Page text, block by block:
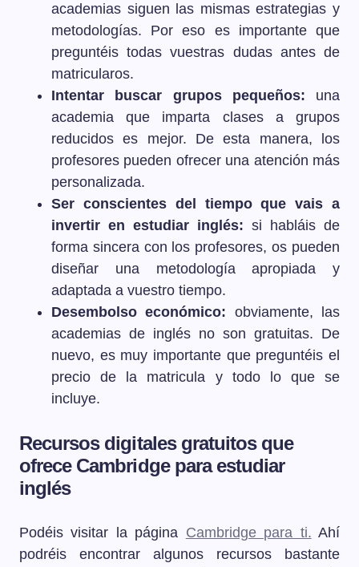
academias siguen las mismas estrategias y
metodologías. Por eso es importante que
preguntéis todas vuestras dudas antes de
matricularos.
Intentar buscar grupos pequeños: una
academia que imparta clases a grupos
reducidos es mejor. De esta manera, los
profesores pueden ofrecer una atención más
personalizada.
Ser conscientes del tiempo que vais a
invertir en estudiar inglés: si habláis de
forma sincera con los profesores, os pueden
diseñar una metodología apropiada y
adaptada a vuestro tiempo.
Desembolso económico: obviamente, las
academias de inglés no son gratuitas. De
nuevo, es muy importante que preguntéis el
precio de la matricula y todo lo que se
incluye.
Recursos digitales gratuitos que
ofrece Cambridge para estudiar
inglés
Podéis visitar la página Cambridge para ti. Ahí
podréis encontrar algunos recursos bastante